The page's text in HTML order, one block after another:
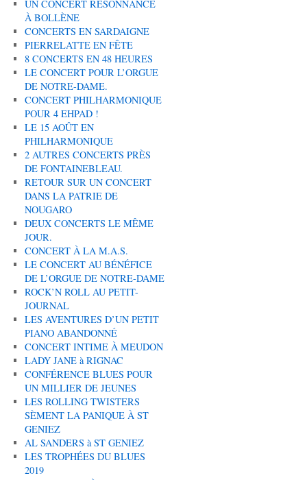
UN CONCERT RÉSONNANCE
À BOLLÈNE
CONCERTS EN SARDAIGNE
PIERRELATTE EN FÊTE
8 CONCERTS EN 48 HEURES
LE CONCERT POUR L’ORGUE
DE NOTRE-DAME.
CONCERT PHILHARMONIQUE
POUR 4 EHPAD !
LE 15 AOÛT EN
PHILHARMONIQUE
2 AUTRES CONCERTS PRÈS
DE FONTAINEBLEAU.
RETOUR SUR UN CONCERT
DANS LA PATRIE DE
NOUGARO
DEUX CONCERTS LE MÊME
JOUR.
CONCERT À LA M.A.S.
LE CONCERT AU BÉNÉFICE
DE L’ORGUE DE NOTRE-DAME
ROCK’N ROLL AU PETIT-
JOURNAL
LES AVENTURES D’UN PETIT
PIANO ABANDONNÉ
CONCERT INTIME À MEUDON
LADY JANE à RIGNAC
CONFÉRENCE BLUES POUR
UN MILLIER DE JEUNES
LES ROLLING TWISTERS
SÈMENT LA PANIQUE À ST
GENIEZ
AL SANDERS à ST GENIEZ
LES TROPHÉES DU BLUES
2019